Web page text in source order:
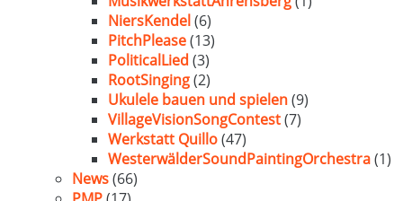
NiersKendel(6)
PitchPlease(13)
PoliticalLied (3)
RootSinging(2)
Ukulele bauen und spielen(9)
VillageVisionSongContest(7)
Werkstatt Quillo(47)
WesterwälderSoundPaintingOrchestra(1)
News(66)